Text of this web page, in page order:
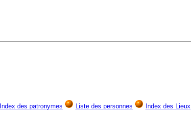
Index des patronymes Liste des personnes Index des Lieux